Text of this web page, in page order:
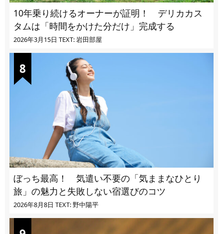
10年乗り続けるオーナーが証明！ デリカカス
タムは「時間をかけた分だけ」完成する
2026年3月15日 TEXT: 岩田部屋
ぼっち最高！ 気遣い不要の「気ままなひとり
旅」の魅力と失敗しない宿選びのコツ
2026年8月8日 TEXT: 野中陽平